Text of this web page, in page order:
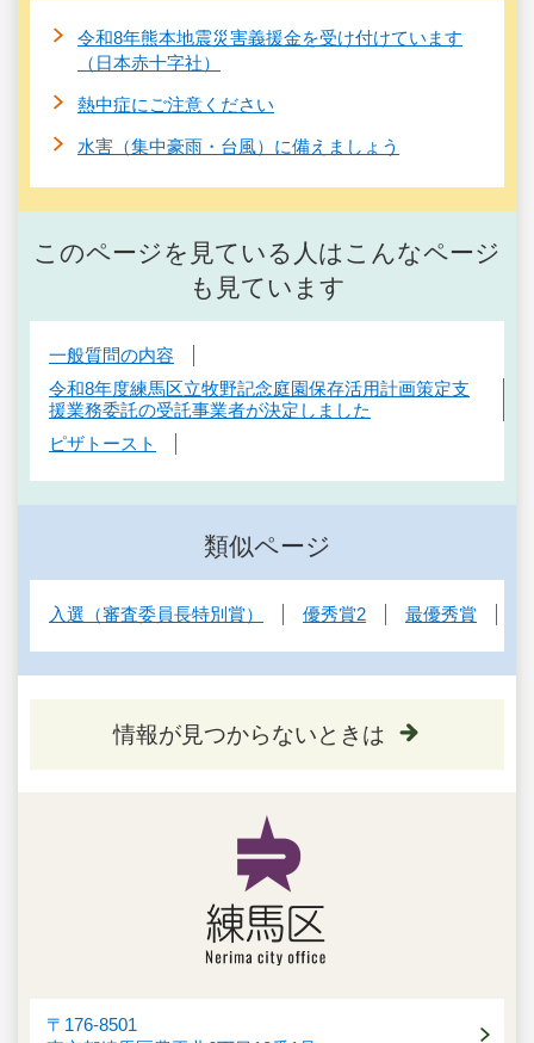
令和8年熊本地震災害義援金を受け付けています
（日本赤十字社）
熱中症にご注意ください
水害（集中豪雨・台風）に備えましょう
このページを見ている人はこんなページ
も見ています
一般質問の内容
令和8年度練馬区立牧野記念庭園保存活用計画策定支
援業務委託の受託事業者が決定しました
ピザトースト
類似ページ
入選（審査委員長特別賞） 優秀賞2 最優秀賞
情報が見つからないときは
〒176-8501